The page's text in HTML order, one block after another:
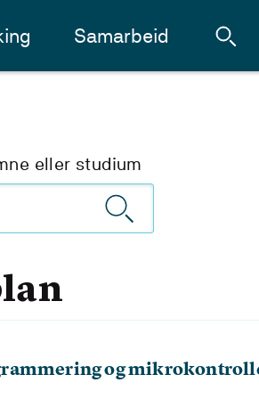
Samarbeid
eller studium
og